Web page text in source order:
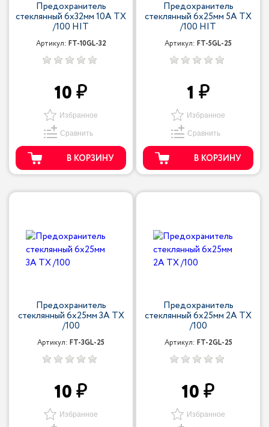
Предохранитель
стеклянный 6x32мм 10A TX
/100 HIT
Артикул: FT-10GL-32
10
Избранное
Сравнить
В КОРЗИНУ
Предохранитель
стеклянный 6x25мм 5A TX
/100 HIT
Артикул: FT-5GL-25
1
Избранное
Сравнить
В КОРЗИНУ
Предохранитель
стеклянный 6x25мм 3A TX
/100
Артикул: FT-3GL-25
10
Избранное
Предохранитель
стеклянный 6x25мм 2A TX
/100
Артикул: FT-2GL-25
10
Избранное